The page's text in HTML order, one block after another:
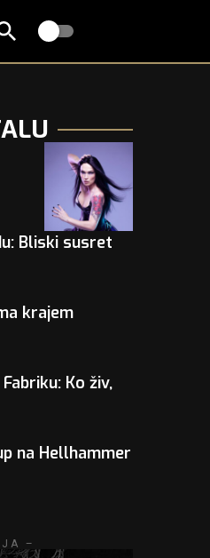
Bliski susret
krajem
Ko živ,
na Hellhammer
–